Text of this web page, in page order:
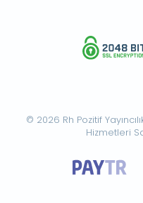
© 2026 Rh Pozitif
Hizmetleri